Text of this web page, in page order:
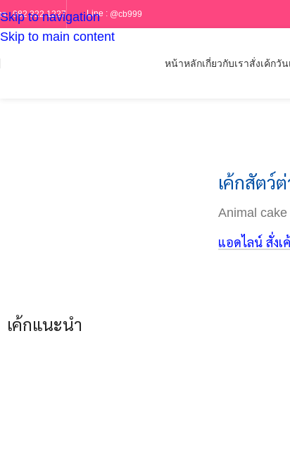
Skip to navigation
Skip to main content
ร : 082 322 1227 Line : @cb999
หน้าหลักเกี่ยวกับเราสั่งเค้กวัน
เค้กสัตว์ต่
Animal cake
แอดไลน์ สั่งเ
เค้กแนะนำ